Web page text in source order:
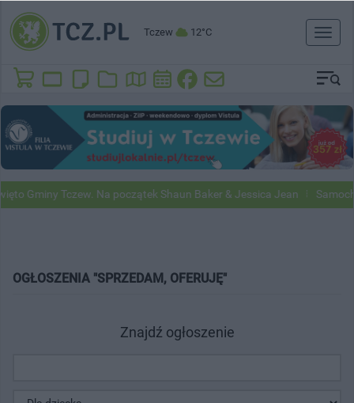
Tczew 12°C
Toggle
Gminy Tczew. Na początek Shaun Baker & Jessica Jean
OGŁOSZENIA "SPRZEDAM, OFERUJĘ"
Znajdź ogłoszenie